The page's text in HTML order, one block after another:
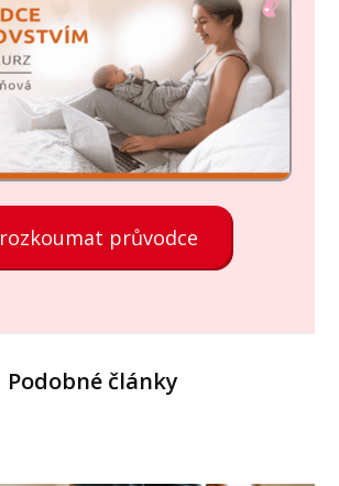
průvodce
Podobné články